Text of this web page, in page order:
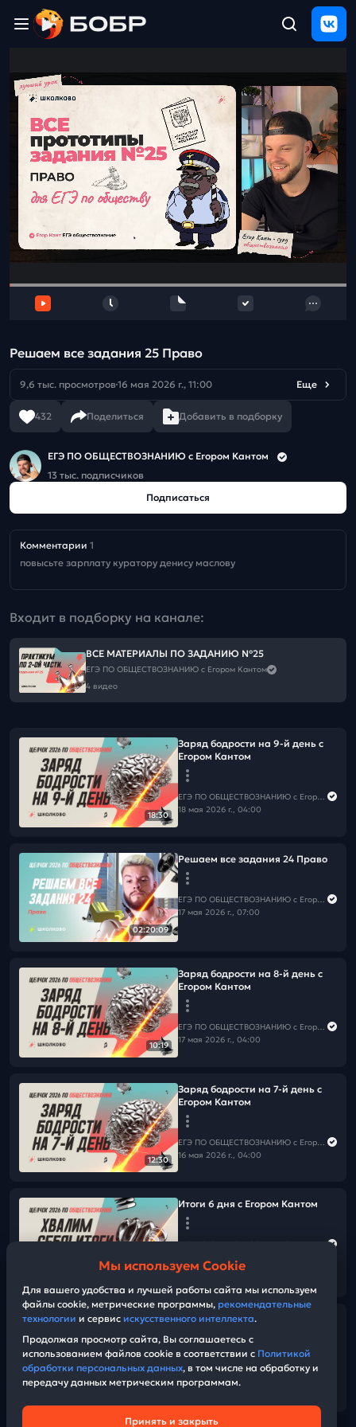
ЩЕЛЧОК
2026
Полезные
материалы
Проверка
сочинений
поддержка
и
отзыв
Решаем все задания 25 Право
9,6 тыс. просмотров 16 мая 2026 г., 11:00 Еще
432 Поделиться Добавить в подборку
ЕГЭ ПО ОБЩЕСТВОЗНАНИЮ c Егором Кантом
13 тыс. подписчиков
Подписаться
Комментарии 1
повысьте зарплату куратору денису маслову
Входит в подборку на канале:
ВСЕ МАТЕРИАЛЫ ПО ЗАДАНИЮ №25
ЕГЭ ПО ОБЩЕСТВОЗНАНИЮ c Егором Кантом
4 видео
18:30
Заряд бодрости на 9-й день с
Егором Кантом
ЕГЭ ПО ОБЩЕСТВОЗНАНИЮ c Егором Кантом
18 мая 2026 г., 04:00
02:20:09
Решаем все задания 24 Право
ЕГЭ ПО ОБЩЕСТВОЗНАНИЮ c Егором Кантом
17 мая 2026 г., 07:00
10:19
Заряд бодрости на 8-й день с
Егором Кантом
ЕГЭ ПО ОБЩЕСТВОЗНАНИЮ c Егором Кантом
17 мая 2026 г., 04:00
12:30
Заряд бодрости на 7-й день с
Егором Кантом
ЕГЭ ПО ОБЩЕСТВОЗНАНИЮ c Егором Кантом
16 мая 2026 г., 04:00
Итоги 6 дня с Егором Кантом
Решаем все задания 22 Право
15 мая 2026 г., 11:00
Мы используем Cookie
Для вашего удобства и лучшей работы сайта мы используем
файлы cookie, метрические программы, рекомендательные
технологии и сервис искусственного интеллекта.
Продолжая просмотр сайта, Вы соглашаетесь с
использованием файлов cookie в соответствии с Политикой
обработки персональных данных, в том числе на обработку и
передачу данных метрическим программам.
Принять и закрыть